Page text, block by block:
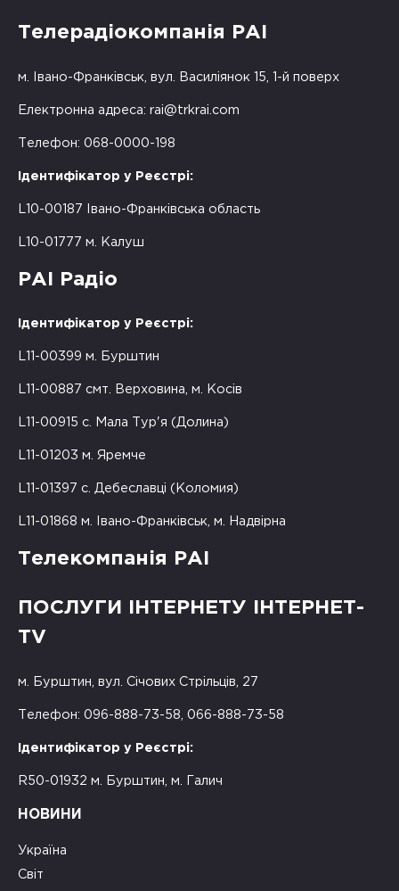
Телерадіокомпанія РАІ
м. Івано-Франківськ, вул. Василіянок 15, 1-й поверх
Електронна адреса: rai@trkrai.com
Телефон: 068-0000-198
Ідентифікатор у Реєстрі:
L10-00187 Івано-Франківська область
L10-01777 м. Калуш
РАІ Радіо
Ідентифікатор у Реєстрі:
L11-00399 м. Бурштин
L11-00887 смт. Верховина, м. Косів
L11-00915 с. Мала Тур'я (Долина)
L11-01203 м. Яремче
L11-01397 с. Дебеславці (Коломия)
L11-01868 м. Івано-Франківськ, м. Надвірна
Телекомпанія РАІ
ПОСЛУГИ ІНТЕРНЕТУ ІНТЕРНЕТ-
TV
м. Бурштин, вул. Січових Стрільців, 27
Телефон: 096-888-73-58, 066-888-73-58
Ідентифікатор у Реєстрі:
R50-01932 м. Бурштин, м. Галич
НОВИНИ
Україна
Світ